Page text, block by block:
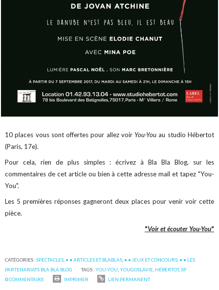
10 places vous sont offertes pour allez voir You-You au studio Hébertot
(Paris, 17e).
Pour cela, rien de plus simples : écrivez à Bla Bla Blog, sur les
commentaires de cet article ou bien à cette adresse mail et tapez "You-
You".
Les 5 premières réponses gagneront deux places pour venir voir cette
pièce.
"Voir et écouter You-You"
CATÉGORIES :SPECTACLES • • ARTICLES ET BLABLAS • • JEUX ET CONCOURS • • LES
PARTENARIATS BLA BLA BLOG
TAGS :YOU-YOU ,YOUGOSLAVIE HÉBERTOT,SP
0COMMENTAIRE IMPRIMER LIEN PERMANENT